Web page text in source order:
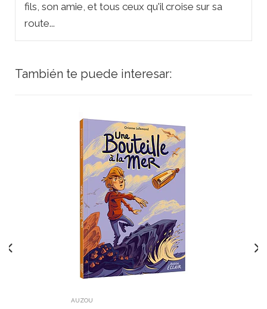
fils, son amie, et tous ceux qu'il croise sur sa
route...
También te puede interesar:
AUZOU